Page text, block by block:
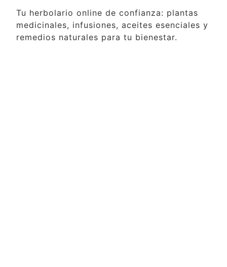
Tu herbolario online de confianza: plantas
medicinales, infusiones, aceites esenciales y
remedios naturales para tu bienestar.